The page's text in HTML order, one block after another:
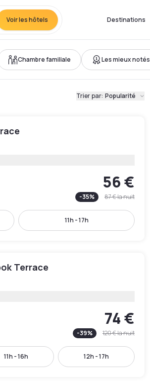
Voir les hôtels Destinations
Chambre familiale Les mieux notés
Trier par: Popularité
56 €
-35% 87 €la nuit
11h - 17h
Terrace
74 €
-39% 120 €la nuit
11h - 16h 12h - 17h